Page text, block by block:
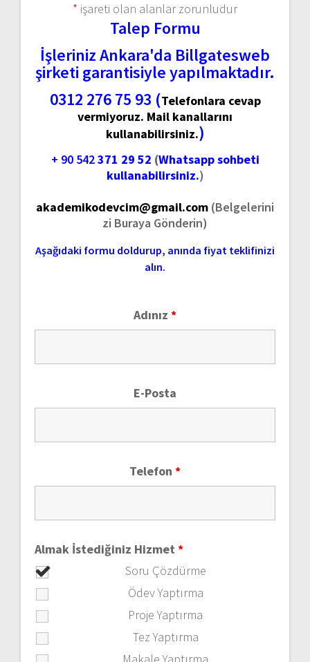
* işareti olan alanlar zorunludur
Talep Formu
İşleriniz Ankara'da Billgatesweb
şirketi garantisiyle yapılmaktadır.
0312 276 75 93 (Telefonlara cevap
vermiyoruz. Mail kanallarını
kullanabilirsiniz.)
+ 90 542371 29 52 (Whatsapp sohbeti
kullanabilirsiniz.)
akademikodevcim@gmail.com (Belgelerini
zi Buraya Gönderin)
Aşağıdaki formu doldurup, anında fiyat teklifinizi
alın.
Adınız *
E-Posta
Telefon *
Almak İstediğiniz Hizmet *
Soru Çözdürme
Ödev Yaptırma
Proje Yaptırma
Tez Yaptırma